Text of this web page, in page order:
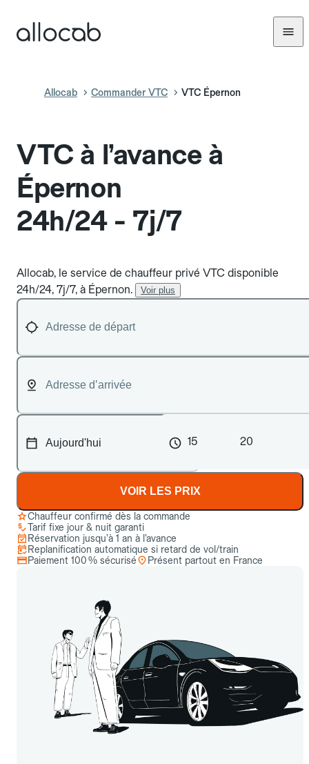
Allocab Commander VTC VTC Épernon
VTC à l’avance à
Épernon
24h/24 - 7j/7
Allocab, le service de chauffeur privé VTC disponible
24h/24, 7j/7, à Épernon.
Voir plus
15 20
VOIR LES PRIX
Chauffeur confirmé dès la commande
Tarif fixe jour & nuit garanti
Réservation jusqu’à 1 an à l’avance
Replanification automatique si retard de vol/train
Paiement 100 % sécurisé
Présent partout en France